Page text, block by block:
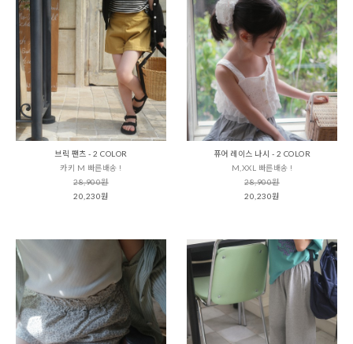
브릭 팬츠 - 2 COLOR
카키 M 빠른배송 !
28,900원
20,230원
퓨어 레이스 나시 - 2 COLOR
M,XXL 빠른배송 !
28,900원
20,230원